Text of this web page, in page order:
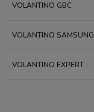
VOLANTINO GBC
VOLANTINO SAMSUNG
VOLANTINO EXPERT